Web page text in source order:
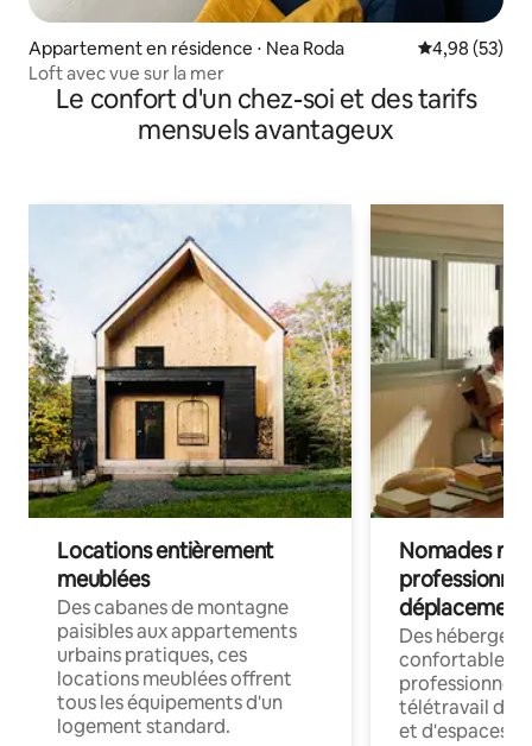
Appartement en résidence ⋅ Nea Roda Évaluation
4,98 (53)
Loft avec vue sur la mer
Le confort d'un chez-soi et des tarifs
mensuels avantageux
Locations entièrement
meublées
Des cabanes de montagne
paisibles aux appartements
urbains pratiques, ces
locations meublées offrent
tous les équipements d'un
logement standard.
Nomades
déplacement
Des
confortables
professionnels
télétravail
et d'espaces